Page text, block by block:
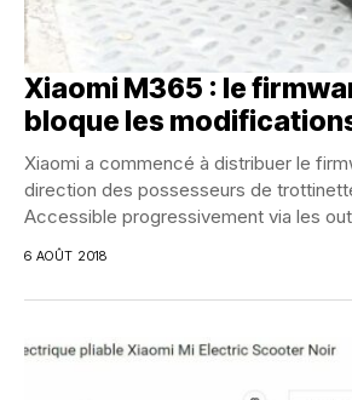
Xiaomi M365 : le
bloque les
Xiaomi a commencé à distribuer le
direction des possesseurs de
Accessible progressivement via les
6 AOÛT 2018